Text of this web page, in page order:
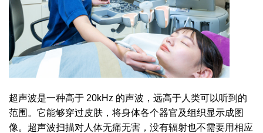
超声波是一种高于 20kHz 的声波，远高于人类可以听到的
范围。它能够穿过皮肤，将身体各个器官及组织显示成图
像。超声波扫描对人体无痛无害，没有辐射也不需要用相应